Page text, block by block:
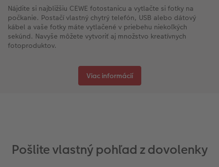
Nájdite si najbližšiu CEWE fotostanicu a vytlačte si fotky na
počkanie. Postačí vlastný chytrý telefón, USB alebo dátový
kábel a vaše fotky máte vytlačené v priebehu niekoľkých
sekúnd. Navyše môžete vytvoriť aj množstvo kreatívnych
fotoproduktov.
Viac informácií
Pošlite vlastný pohľad z dovolenky